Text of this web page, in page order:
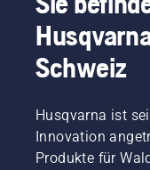
Schweiz
Husqvarna ist
Innovation
Produkte für